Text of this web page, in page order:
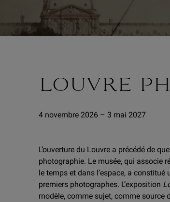
LOUVRE
4 novembre 2026 – 3 mai 2027
L’ouverture du Louvre a précédé de
photographie. Le musée, qui associe
le temps et dans l’espace, a
premiers photographes. L’exposition
modèle, comme sujet, comme source